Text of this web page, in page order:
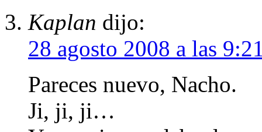
Kaplan dijo:
28 agosto 2008 a las
Pareces nuevo, Nacho.
Ji, ji, ji…